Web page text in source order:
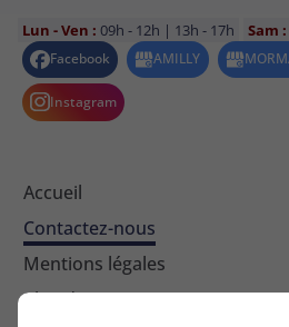
Lun - Ven :09h - 12h | 13h - 17h Sam :
Accueil
Contactez-nous
Mentions légales
Plan du site